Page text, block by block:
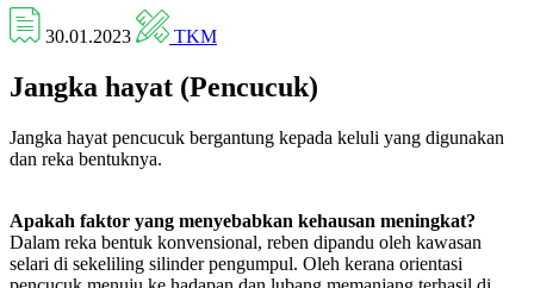
30.01.2023 TKM
Jangka hayat (Pencucuk)
Jangka hayat pencucuk bergantung kepada keluli yang digunakan
dan reka bentuknya.
Apakah faktor yang menyebabkan kehausan meningkat?
Dalam reka bentuk konvensional, reben dipandu oleh kawasan
selari di sekeliling silinder pengumpul. Oleh kerana orientasi